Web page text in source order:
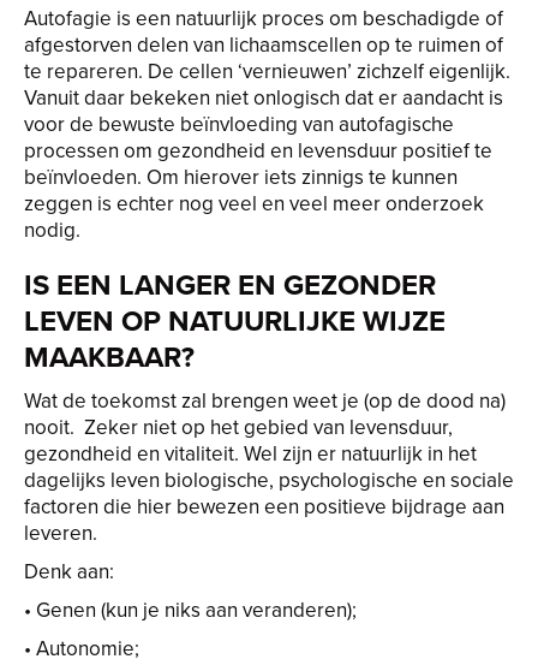
Autofagie is een natuurlijk proces om beschadigde of
afgestorven delen van lichaamscellen op te ruimen of
te repareren. De cellen ‘vernieuwen’ zichzelf eigenlijk.
Vanuit daar bekeken niet onlogisch dat er aandacht is
voor de bewuste beïnvloeding van autofagische
processen om gezondheid en levensduur positief te
beïnvloeden. Om hierover iets zinnigs te kunnen
zeggen is echter nog veel en veel meer onderzoek
nodig.
IS EEN LANGER EN GEZONDER
LEVEN OP NATUURLIJKE WIJZE
MAAKBAAR?
Wat de toekomst zal brengen weet je (op de dood na)
nooit. Zeker niet op het gebied van levensduur,
gezondheid en vitaliteit. Wel zijn er natuurlijk in het
dagelijks leven biologische, psychologische en sociale
factoren die hier bewezen een positieve bijdrage aan
leveren.
Denk aan:
• Genen (kun je niks aan veranderen);
• Autonomie;